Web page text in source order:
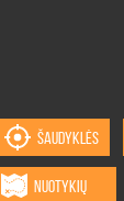
ŠAUDYKLĖS
NUOTYKIŲ